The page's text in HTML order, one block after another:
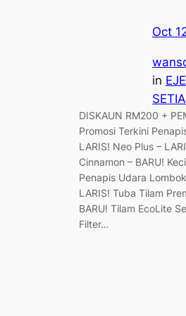
Oct
in
DISKAUN RM200 +
Promosi Terkini
LARIS! Neo Plus –
Cinnamon – BARU!
Penapis Udara
LARIS! Tuba Tilam
BARU! Tilam EcoLite
Filter…